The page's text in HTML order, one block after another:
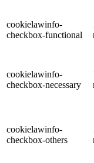
cookielawinfo-
checkbox-functional
cookielawinfo-
checkbox-necessary
cookielawinfo-
checkbox-others